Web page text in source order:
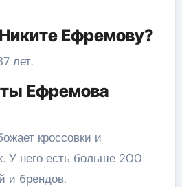
Ефремову?
лет.
Ефремова
кроссовки и
У него есть больше 200
и брендов.